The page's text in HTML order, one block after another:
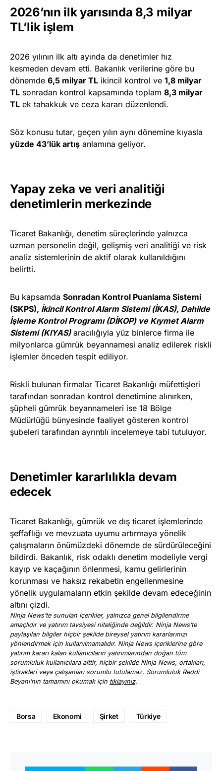
2026’nın ilk yarısında 8,3 milyar
TL’lik işlem
2026 yılının ilk altı ayında da denetimler hız
kesmeden devam etti. Bakanlık verilerine göre bu
dönemde 6,5 milyar TL ikincil kontrol ve 1,8 milyar
TL sonradan kontrol kapsamında toplam 8,3 milyar
TL ek tahakkuk ve ceza kararı düzenlendi.
Söz konusu tutar, geçen yılın aynı dönemine kıyasla
yüzde 43’lük artış anlamına geliyor.
Yapay zeka ve veri analitiği
denetimlerin merkezinde
Ticaret Bakanlığı, denetim süreçlerinde yalnızca
uzman personelin değil, gelişmiş veri analitiği ve risk
analiz sistemlerinin de aktif olarak kullanıldığını
belirtti.
Bu kapsamda Sonradan Kontrol Puanlama Sistemi
(SKPS), İkincil Kontrol Alarm Sistemi (İKAS), Dahilde
İşleme Kontrol Programı (DİKOP) ve Kıymet Alarm
Sistemi (KIYAS)aracılığıyla yüz binlerce firma ile
milyonlarca gümrük beyannamesi analiz edilerek riskli
işlemler önceden tespit ediliyor.
Riskli bulunan firmalar Ticaret Bakanlığı müfettişleri
tarafından sonradan kontrol denetimine alınırken,
şüpheli gümrük beyannameleri ise 18 Bölge
Müdürlüğü bünyesinde faaliyet gösteren kontrol
şubeleri tarafından ayrıntılı incelemeye tabi tutuluyor.
Denetimler kararlılıkla devam
edecek
Ticaret Bakanlığı, gümrük ve dış ticaret işlemlerinde
şeffaflığı ve mevzuata uyumu artırmaya yönelik
çalışmaların önümüzdeki dönemde de sürdürüleceğini
bildirdi. Bakanlık, risk odaklı denetim modeliyle vergi
kayıp ve kaçağının önlenmesi, kamu gelirlerinin
korunması ve haksız rekabetin engellenmesine
yönelik uygulamaların etkin şekilde devam edeceğinin
altını çizdi.
Ninja News’te sunulan içerikler, yalnızca genel bilgilendirme
amaçlıdır ve yatırım tavsiyesi niteliğinde değildir. Ninja News’te
paylaşılan bilgiler hiçbir şekilde bireysel yatırım kararlarınızı
yönlendirmek için kullanılmamalıdır. Ninja News içeriklerine göre
yatırım kararı kalan kullanıcıların yatırımlarından doğan tüm
sorumluluk kullanıcılara aittir, hiçbir şekilde Ninja News, ortakları,
iştirakleri veya çalışanları sorumlu tutulamaz. Sorumluluk Reddi
Beyanı’nın tamamını okumak için tıklayınız.
Borsa Ekonomi Şirket Türkiye